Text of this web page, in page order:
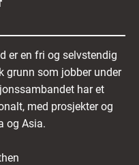
er en fri og selvstendig
grunn som jobber under
har et
med prosjekter og
og Asia.